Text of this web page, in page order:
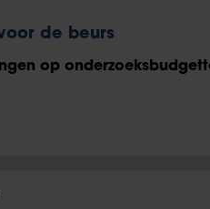
de beurs
op